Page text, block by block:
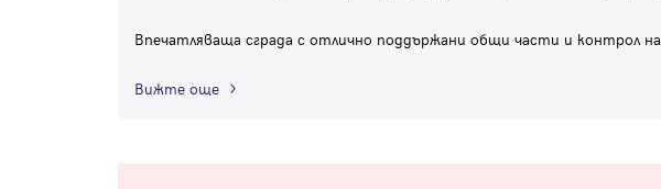
Впечатляваща сграда с отлично поддържани общи части и контрол на
Вижте още